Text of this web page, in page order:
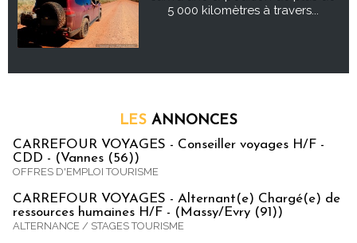
5 000 kilomètres à travers...
LES ANNONCES
CARREFOUR VOYAGES - Conseiller voyages H/F -
CDD - (Vannes (56))
OFFRES D'EMPLOI TOURISME
CARREFOUR VOYAGES - Alternant(e) Chargé(e) de
ressources humaines H/F - (Massy/Evry (91))
ALTERNANCE / STAGES TOURISME